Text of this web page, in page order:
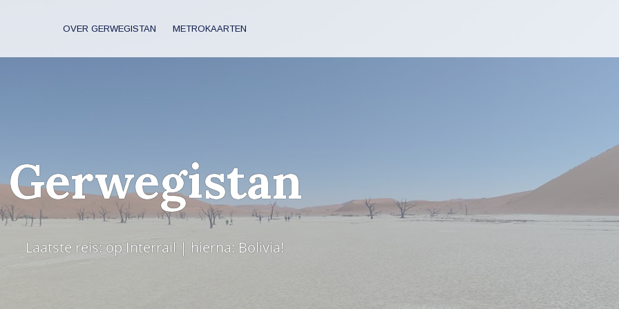
OVER GERWEGISTAN METROKAARTEN
Gerwegistan
Laatste reis: op Interrail | hierna: Bolivia!